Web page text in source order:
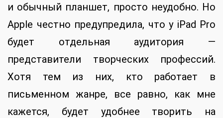
и обычный планшет, просто неудобно. Но
Apple честно предупредила, что у iPad Pro
будет отдельная аудитория —
представители творческих профессий.
Хотя тем из них, кто работает в
письменном жанре, все равно, как мне
кажется, будет удобнее творить на